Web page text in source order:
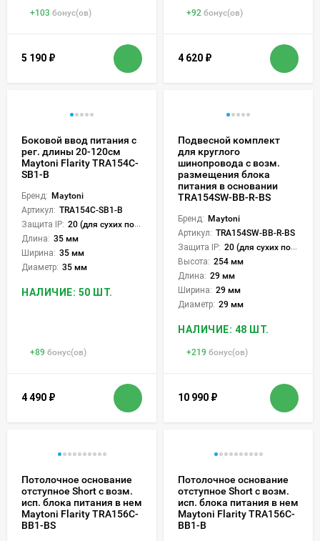
+103 бонус(ов)
5 190 ₽
+92 бонус(ов)
4 620 ₽
Боковой ввод питания с
рег. длины 20-120см
Maytoni Flarity TRA154C-
SB1-B
Бренд: Maytoni
Артикул: TRA154C-SB1-B
Защита IP: 20 (для сухих пом.)
Длина: 35 мм
Ширина: 35 мм
Диаметр: 35 мм
НАЛИЧИЕ: 50 ШТ.
+89 бонус(ов)
4 490 ₽
Подвесной комплект
для круглого
шинопровода с возм.
размещения блока
питания в основании
TRA154SW-BB-R-BS
Бренд: Maytoni
Артикул: TRA154SW-BB-R-BS
Защита IP: 20 (для сухих пом.)
Высота: 254 мм
Длина: 29 мм
Ширина: 29 мм
Диаметр: 29 мм
НАЛИЧИЕ: 48 ШТ.
+219 бонус(ов)
10 990 ₽
Потолочное основание
отступное Short с возм.
исп. блока питания в нем
Maytoni Flarity TRA156C-
BB1-BS
Потолочное основание
отступное Short с возм.
исп. блока питания в нем
Maytoni Flarity TRA156C-
BB1-B